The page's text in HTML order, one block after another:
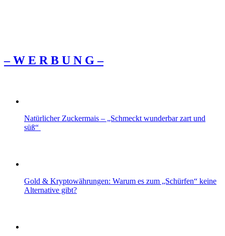
– W Ε R Β U Ν G –
Natürlicher Zuckermais – „Schmeckt wunderbar zart und
süß“
Gold & Kryptowährungen: Warum es zum „Schürfen“ keine
Alternative gibt?